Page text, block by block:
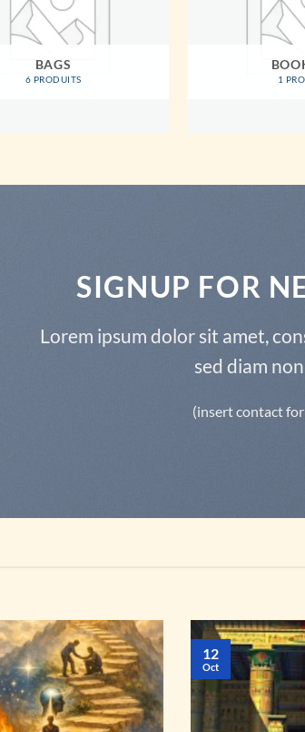
BAGS
6 PRODUITS 1
SIGNUP FOR
Lorem ipsum dolor sit amet,
sed diam
(insert contact
12
Oct